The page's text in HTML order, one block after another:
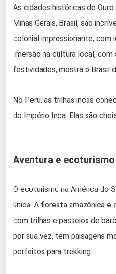
As cidades históricas de
Minas Gerais, Brasil, são
colonial impressionante, com
Imersão na cultura local,
festividades, mostra o Brasil
No Peru, as trilhas incas
do Império Inca. Elas são
Aventura e ecoturismo
O ecoturismo na América do
única. A floresta amazônica é
com trilhas e passeios de
por sua vez, tem paisagens
perfeitos para trekking.